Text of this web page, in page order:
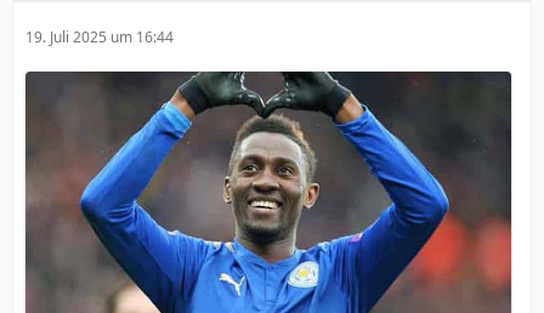
19. Juli 2025 um 16:44